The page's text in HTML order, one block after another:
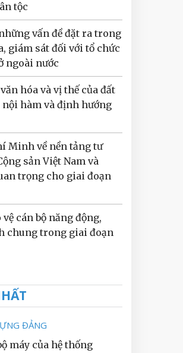
tộc
vấn đề đặt ra trong
giám sát đối với tổ chức
ngoài nước
hóa và vị thế của đất
hàm và định hướng
Minh về nền tảng tư
sản Việt Nam và
trọng cho giai đoạn
cán bộ năng động,
chung trong giai đoạn
ĐẢNG
máy của hệ thống